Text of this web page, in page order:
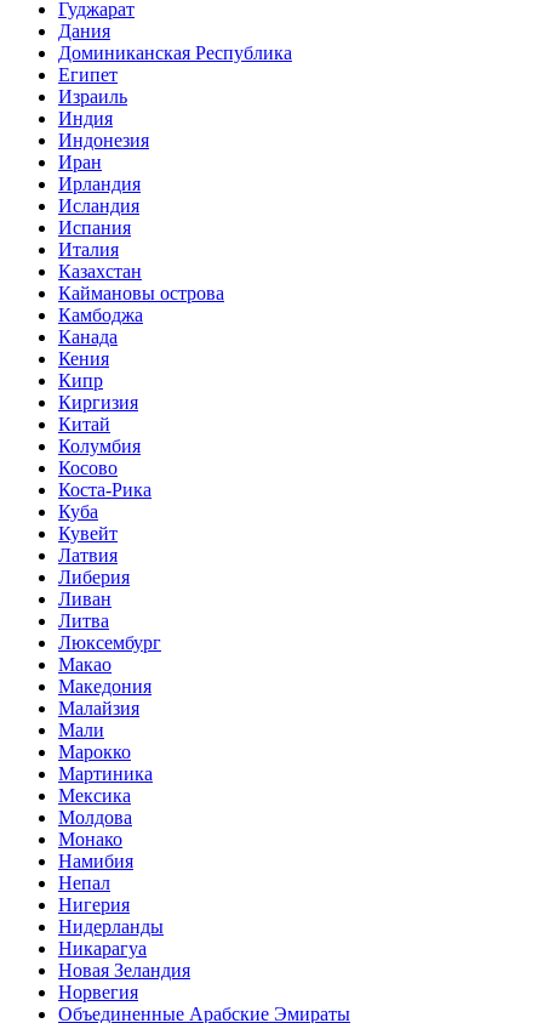
Гуджарат
Дания
Доминиканская Республика
Египет
Израиль
Индия
Индонезия
Иран
Ирландия
Исландия
Испания
Италия
Казахстан
Каймановы острова
Камбоджа
Канада
Кения
Кипр
Киргизия
Китай
Колумбия
Косово
Коста-Рика
Куба
Кувейт
Латвия
Либерия
Ливан
Литва
Люксембург
Макао
Македония
Малайзия
Мали
Марокко
Мартиника
Мексика
Молдова
Монако
Намибия
Непал
Нигерия
Нидерланды
Никарагуа
Новая Зеландия
Норвегия
Объединенные Арабские Эмираты